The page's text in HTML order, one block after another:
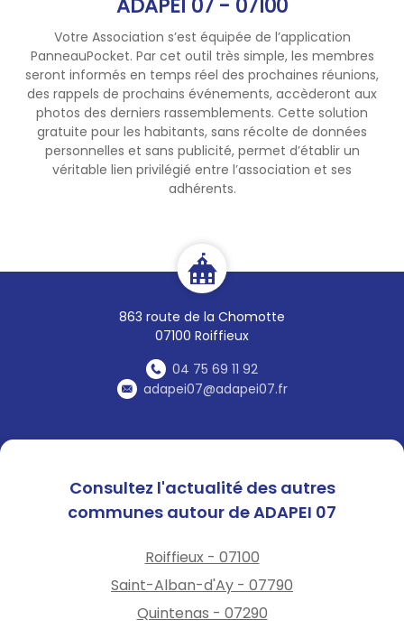
Votre Association s’est équipée de l’application
PanneauPocket. Par cet outil très simple, les membres
seront informés en temps réel des prochaines réunions,
des rappels de prochains événements, accèderont aux
photos des derniers rassemblements. Cette solution
gratuite pour les habitants, sans récolte de données
personnelles et sans publicité, permet d’établir un
véritable lien privilégié entre l’association et ses
adhérents.
863 route de la Chomotte
07100 Roiffieux
04 75 69 11 92
adapei07@adapei07.fr
Etoile du Berger 04 75 00 27
56
PR3A 06 86 24 78 19
Consultez l'actualité des autres
communes autour de ADAPEI 07
Roiffieux - 07100
Saint-Alban-d'Ay - 07790
Quintenas - 07290